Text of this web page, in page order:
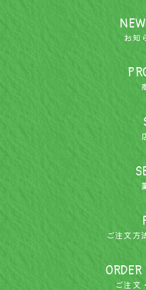
お知
ご注文方
ご注文